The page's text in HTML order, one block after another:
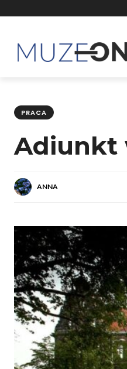
PRACA
Adiunkt
ANNA